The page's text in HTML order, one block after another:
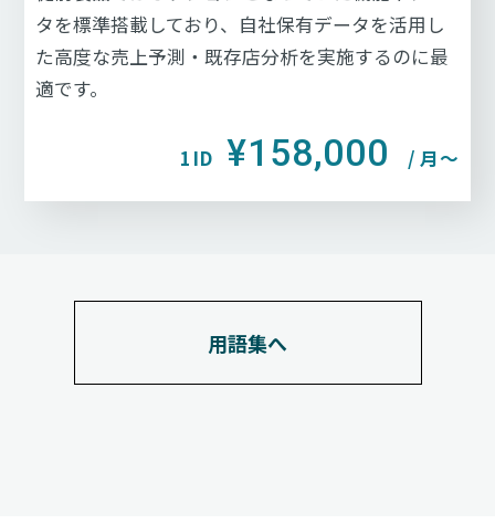
タを標準搭載しており、自社保有データを活用し
た高度な売上予測・既存店分析を実施するのに最
適です。
1ID ¥158,000 / 月〜
用語集へ